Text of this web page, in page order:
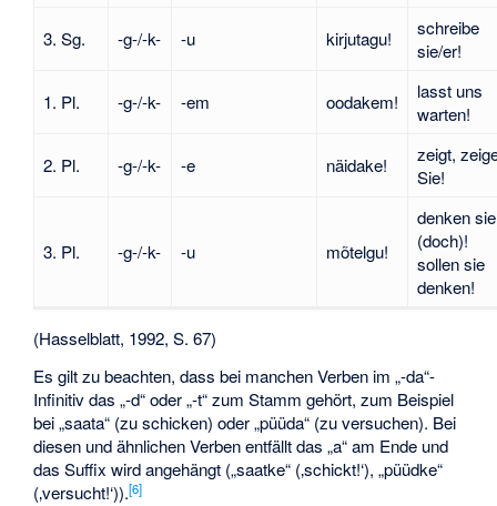
3. Sg. -g-/-k- -u kirjutagu!
schreibe
sie/er!
1. Pl. -g-/-k- -em oodakem!
lasst uns
warten!
2. Pl. -g-/-k- -e näidake!
zeigt,
Sie!
3. Pl. -g-/-k- -u mõtelgu!
denken sie
(doch)!
sollen sie
denken!
(Hasselblatt, 1992, S. 67)
Es gilt zu beachten, dass bei manchen Verben im „-da“-
Infinitiv das „-d“ oder „-t“ zum Stamm gehört, zum Beispiel
bei „saata“ (zu schicken) oder „püüda“ (zu versuchen). Bei
diesen und ähnlichen Verben entfällt das „a“ am Ende und
das Suffix wird angehängt („saatke“ (‚schickt!‘), „püüdke“
(‚versucht!‘)).[6]